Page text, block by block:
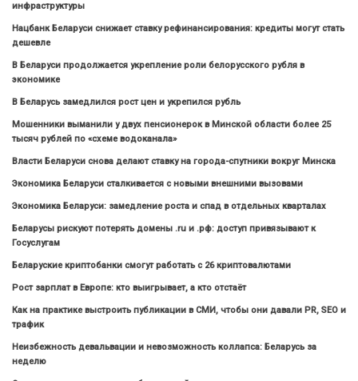
инфраструктуры
Нацбанк Беларуси снижает ставку рефинансирования: кредиты могут стать
дешевле
В Беларуси продолжается укрепление роли белорусского рубля в
экономике
В Беларусь замедлился рост цен и укрепился рубль
Мошенники выманили у двух пенсионерок в Минской области более 25
тысяч рублей по «схеме водоканала»
Власти Беларуси снова делают ставку на города-спутники вокруг Минска
Экономика Беларуси сталкивается с новыми внешними вызовами
Экономика Беларуси: замедление роста и спад в отдельных кварталах
Беларусы рискуют потерять домены .ru и .рф: доступ привязывают к
Госуслугам
Беларуские криптобанки смогут работать с 26 криптовалютами
Рост зарплат в Европе: кто выигрывает, а кто отстаёт
Как на практике выстроить публикации в СМИ, чтобы они давали PR, SEO и
трафик
Неизбежность девальвации и невозможность коллапса: Беларусь за
неделю